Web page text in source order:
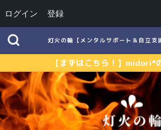
灯火の輪【メンタルサポート＆自立支
【まずはこちら！】midori*
ログイン 登録